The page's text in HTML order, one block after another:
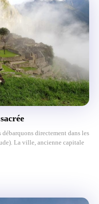
directement dans les
La ville, ancienne capitale